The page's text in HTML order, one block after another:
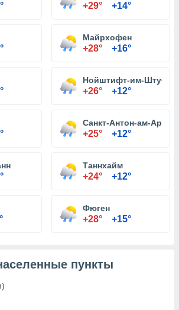
+29° +14°
Майрхофен
+28° +16°
Нойштифт-им-
+26° +12°
Санкт-Антон-ам-
+25° +12°
Таннхайм
+24° +12°
Фюген
+28° +15°
пункты